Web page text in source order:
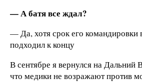
— А батя все ждал?
— Да, хотя срок его командировки
подходил к концу
В сентябре я вернулся на Дальний
что медики не возражают против